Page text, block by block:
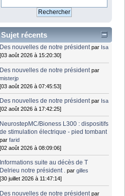
Sujet récents
Des nouvelles de notre président par Isa
[03 août 2026 à 15:20:30]
Des nouvelles de notre président par
misterjp
[03 août 2026 à 07:45:53]
Des nouvelles de notre président par Isa
[02 août 2026 à 17:42:25]
NeurostepMC/Bioness L300 : dispositifs
de stimulation électrique - pied tombant
parfarid
[02 août 2026 à 08:09:06]
Informations suite au décès de T
Delrieu notre président . pargilles
[30 juillet 2026 à 11:47:14]
Des nouvelles de notre président par